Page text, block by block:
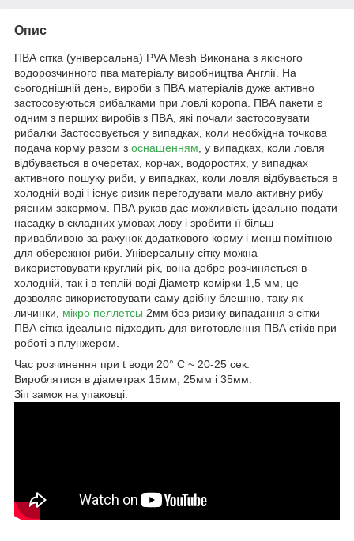
Опис
ПВА сітка (універсальна) PVA Mesh Виконана з якісного
водорозчинного пва матеріалу виробництва Англії. На
сьогоднішній день, вироби з ПВА матеріалів дуже активно
застосовуються рибалками при ловлі коропа. ПВА пакети є
одним з перших виробів з ПВА, які почали застосовувати
рибалки Застосовується у випадках, коли необхідна точкова
подача корму разом з оснащенням, у випадках, коли ловля
відбувається в очеретах, корчах, водоростях, у випадках
активного пошуку риби, у випадках, коли ловля відбувається в
холодній воді і існує ризик перегодувати мало активну рибу
рясним закормом. ПВА рукав дає можливість ідеально подати
насадку в складних умовах лову і зробити її більш
привабливою за рахунок додаткового корму і менш помітною
для обережної риби. Універсальну сітку можна
використовувати круглий рік, вона добре розчиняється в
холодній, так і в теплій воді Діаметр комірки 1,5 мм, це
дозволяє використовувати саму дрібну блешню, таку як
личинки, мікро пеллетсы 2мм без ризику випадання з сітки
ПВА сітка ідеально підходить для виготовлення ПВА стіків при
роботі з плунжером.
Час розчинення при t води 20° С ~ 20-25 сек.
Вироблятися в діаметрах 15мм, 25мм і 35мм.
Зіп замок на упаковці.